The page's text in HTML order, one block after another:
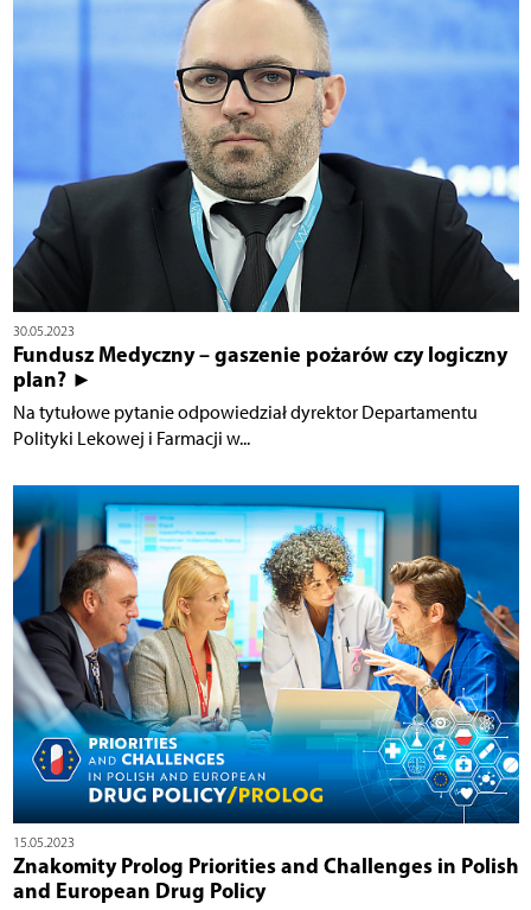
30.05.2023
Fundusz Medyczny – gaszenie pożarów czy logiczny
plan? ►
Na tytułowe pytanie odpowiedział dyrektor Departamentu
Polityki Lekowej i Farmacji w...
15.05.2023
Znakomity Prolog Priorities and Challenges in Polish
and European Drug Policy